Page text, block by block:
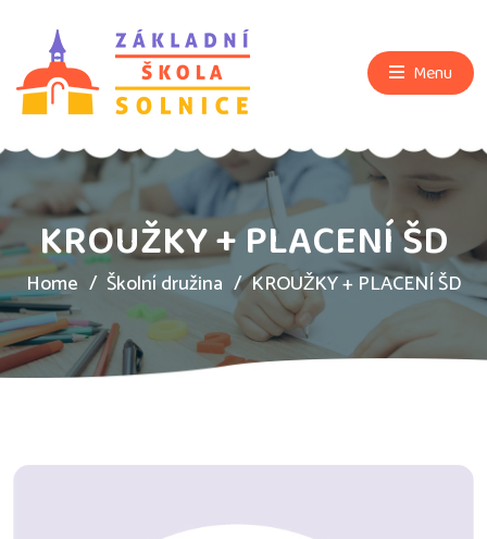
Menu
KROUŽKY + PLACENÍ ŠD
Home Školní družina KROUŽKY + PLACENÍ ŠD